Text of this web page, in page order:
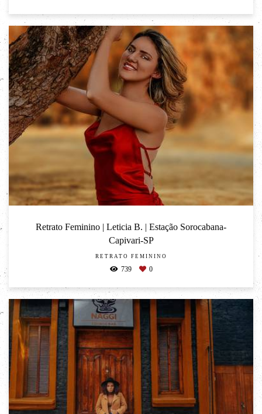
Retrato Feminino | Leticia B. | Estação Sorocabana-
Capivari-SP
RETRATO FEMININO
739 0